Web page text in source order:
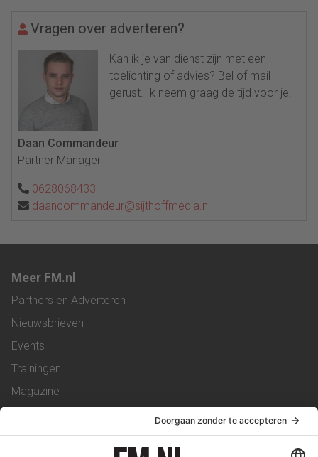
Vragen over adverteren?
Kan ik je van dienst zijn met een
toelichting of advies? Bel of mail
gerust. Ik neem graag de tijd voor je.
Daan Commandeur
Partner Manager
0628068433
daancommandeur@sijthoffmedia.nl
Meer FM.nl
Partners en Adverteren
Nieuwsbrieven
Events
Trainingen
Magazine
Service & Contact